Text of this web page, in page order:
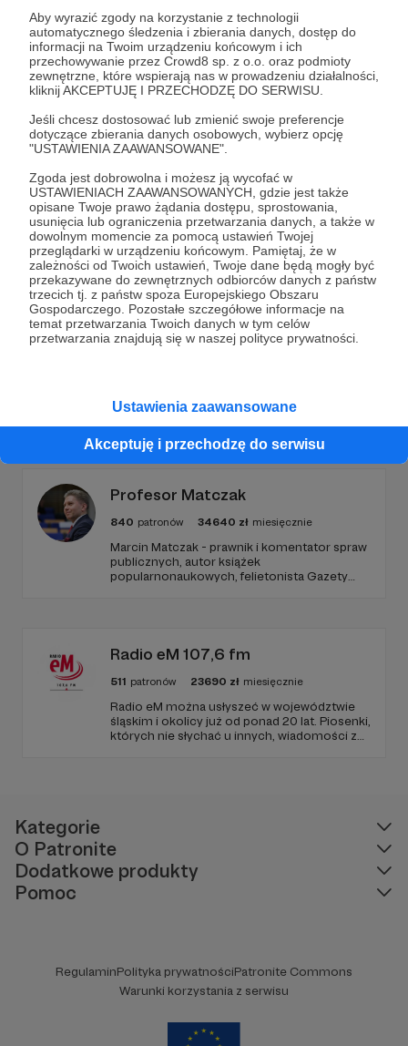
Aby wyrazić zgody na korzystanie z technologii
automatycznego śledzenia i zbierania danych, dostęp do
informacji na Twoim urządzeniu końcowym i ich
przechowywanie przez Crowd8 sp. z o.o. oraz podmioty
zewnętrzne, które wspierają nas w prowadzeniu działalności,
kliknij AKCEPTUJĘ I PRZECHODZĘ DO SERWISU.
Jeśli chcesz dostosować lub zmienić swoje preferencje
dotyczące zbierania danych osobowych, wybierz opcję
"USTAWIENIA ZAAWANSOWANE".
Zgoda jest dobrowolna i możesz ją wycofać w
USTAWIENIACH ZAAWANSOWANYCH, gdzie jest także
opisane Twoje prawo żądania dostępu, sprostowania,
usunięcia lub ograniczenia przetwarzania danych, a także w
dowolnym momencie za pomocą ustawień Twojej
przeglądarki w urządzeniu końcowym. Pamiętaj, że w
zależności od Twoich ustawień, Twoje dane będą mogły być
przekazywane do zewnętrznych odbiorców danych z państw
trzecich tj. z państw spoza Europejskiego Obszaru
Gospodarczego. Pozostałe szczegółowe informacje na
temat przetwarzania Twoich danych w tym celów
przetwarzania znajdują się w naszej polityce prywatności.
Ustawienia zaawansowane
Akceptuję i przechodzę do serwisu
Dołącz do grona Patronów!
Wesprzyj działalność AutoraBartek Fetysz już teraz!
Zostań Patronem
Promowani autorzy
Profesor Matczak
840 patronów 34640 zł miesięcznie
Marcin Matczak - prawnik i komentator spraw
publicznych, autor książek
popularnonaukowych, felietonista Gazety
bańkami informacyjnymi.
Radio eM 107,6 fm
511 patronów 23690 zł miesięcznie
Radio eM można usłyszeć w województwie
śląskim i okolicy już od ponad 20 lat. Piosenki,
których nie słychać u innych, wiadomości z
Kategorie
O Patronite
Dodatkowe produkty
Pomoc
RegulaminPolityka prywatnościPatronite Commons
Warunki korzystania z serwisu